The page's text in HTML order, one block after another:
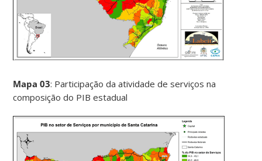
Mapa 03: Participação da atividade de serviços na
composição do PIB estadual